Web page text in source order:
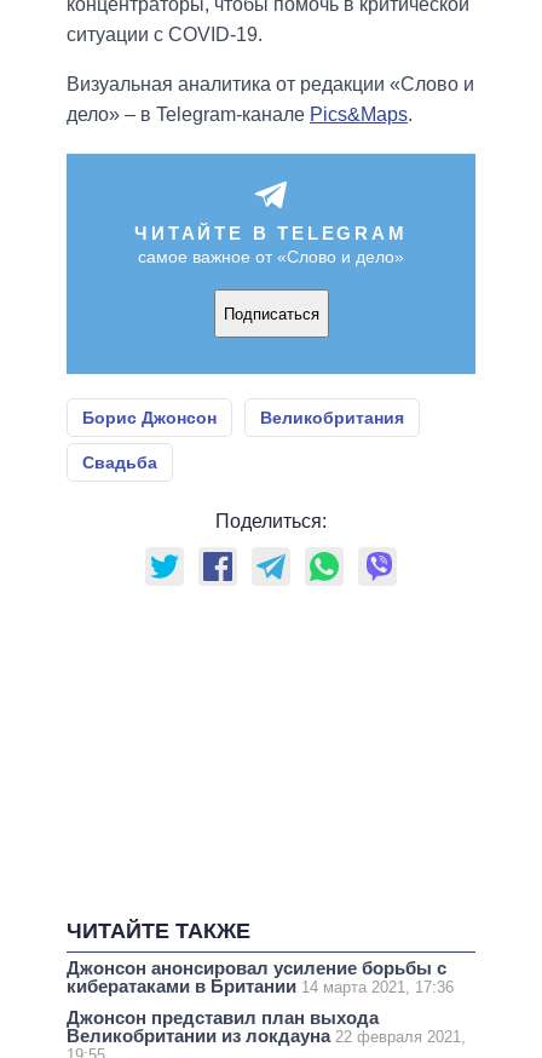
концентраторы, чтобы помочь в критической
ситуации с COVID-19.
Визуальная аналитика от редакции «Слово и
дело» – в Telegram-канале Pics&Maps.
ЧИТАЙТЕ В TELEGRAM
самое важное от «Слово и дело»
Подписаться
Борис Джонсон Великобритания
Свадьба
Поделиться:
ЧИТАЙТЕ ТАКЖЕ
Джонсон анонсировал усиление борьбы с
кибератаками в Британии 14 марта 2021, 17:36
Джонсон представил план выхода
Великобритании из локдауна 22 февраля 2021,